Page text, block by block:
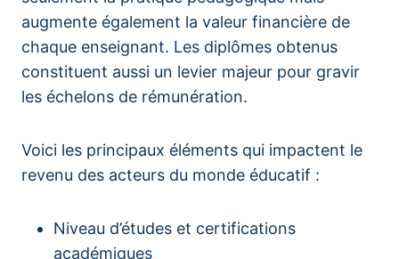
augmente également la valeur financière de
chaque enseignant. Les diplômes obtenus
constituent aussi un levier majeur pour gravir
les échelons de rémunération.
Voici les principaux éléments qui impactent le
revenu des acteurs du monde éducatif :
Niveau d’études et certifications
académiques